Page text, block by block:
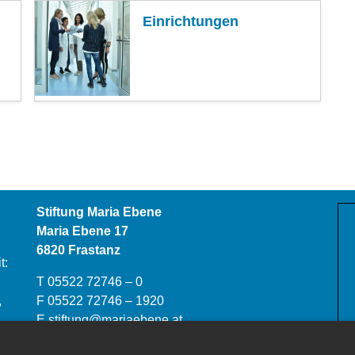
Einrichtungen
Stiftung Maria Ebene
Maria Ebene 17
6820 Frastanz
T 05522 72746 – 0
F 05522 72746 – 1920
Estiftung@mariaebene.at